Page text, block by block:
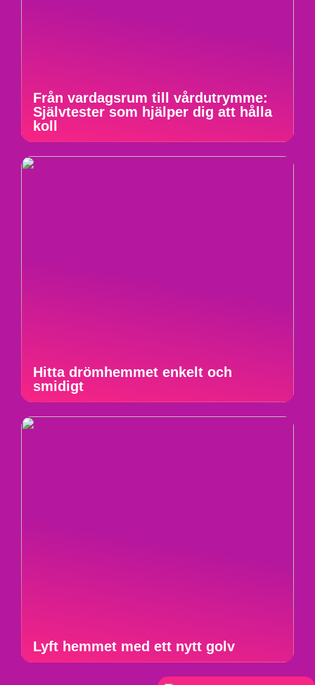
Från vardagsrum till vårdutrymme:
Självtester som hjälper dig att hålla
koll
Hitta drömhemmet enkelt och
smidigt
Lyft hemmet med ett nytt golv